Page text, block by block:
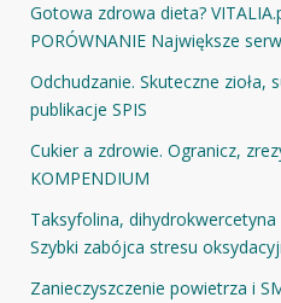
Gotowa zdrowa dieta?
PORÓWNANIE Największe
Odchudzanie. Skuteczne zioła,
publikacje SPIS
Cukier a zdrowie. Ogranicz,
KOMPENDIUM
Taksyfolina,
Szybki zabójca stresu
Zanieczyszczenie powietrza i